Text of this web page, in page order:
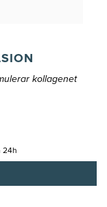
kollagenet
24h